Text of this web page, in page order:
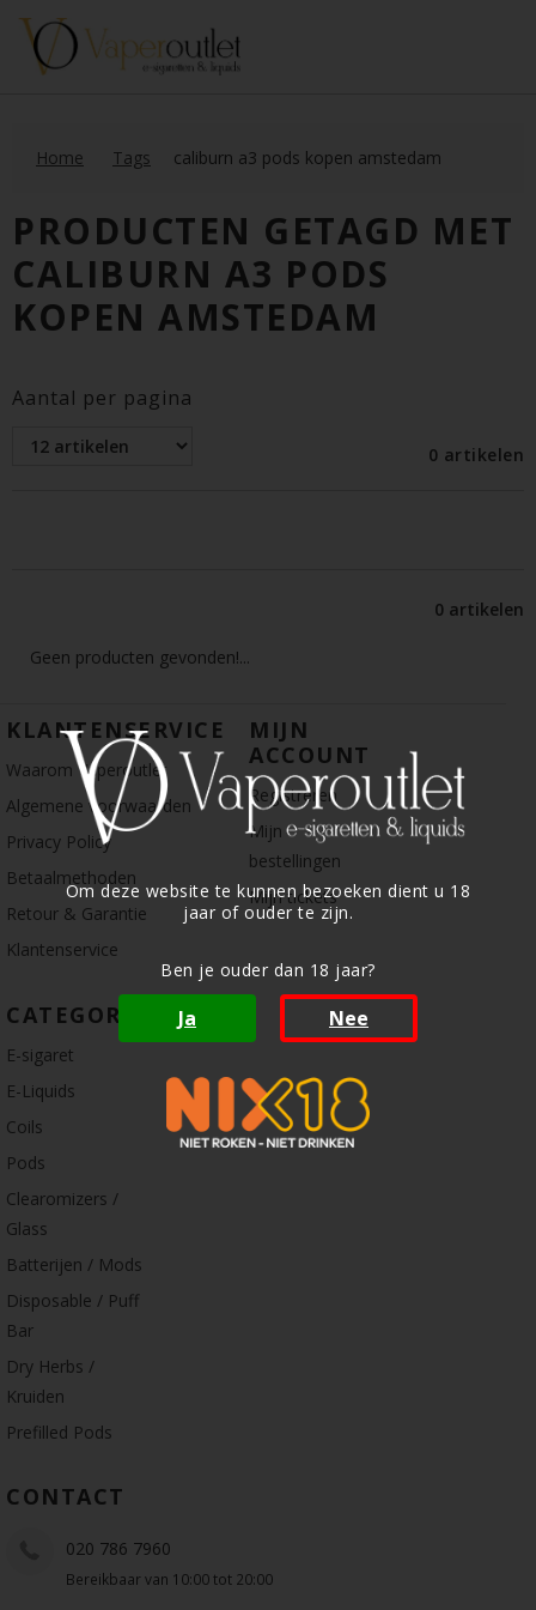
Om deze website te kunnen bezoeken dient u 18
jaar of ouder te zijn.
Ben je ouder dan 18 jaar?
Ja Nee
Home Tags caliburn a3 pods kopen amstedam
PRODUCTEN GETAGD MET
CALIBURN A3 PODS
KOPEN AMSTEDAM
Aantal per pagina
0 artikelen
0 artikelen
Geen producten gevonden!...
KLANTENSERVICE
Waarom Vaperoutlet
Algemene voorwaarden
Privacy Policy
Betaalmethoden
Retour & Garantie
Klantenservice
MIJN
ACCOUNT
Registreren
Mijn
bestellingen
Mijn tickets
CATEGORIE
E-sigaret
E-Liquids
Coils
Pods
Clearomizers /
Glass
Batterijen / Mods
Disposable / Puff
Bar
Dry Herbs /
Kruiden
Prefilled Pods
CONTACT
020 786 7960
Bereikbaar van 10:00 tot 20:00